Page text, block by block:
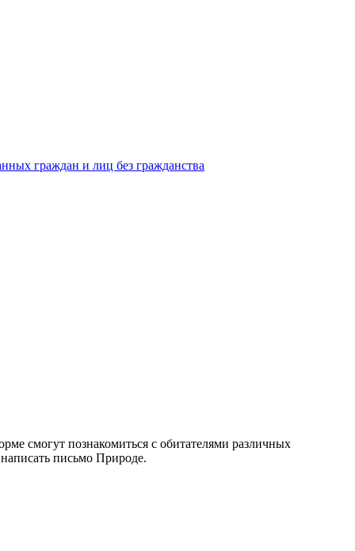
граждан и лиц без гражданства
смогут познакомиться с обитателями различных
письмо Природе.